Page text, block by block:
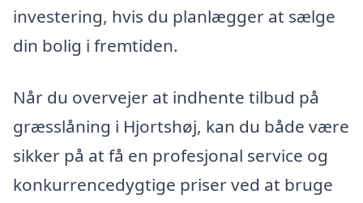
investering, hvis du planlægger at sælge
din bolig i fremtiden.
Når du overvejer at indhente tilbud på
græsslåning i Hjortshøj, kan du både være
sikker på at få en profesjonal service og
konkurrencedygtige priser ved at bruge